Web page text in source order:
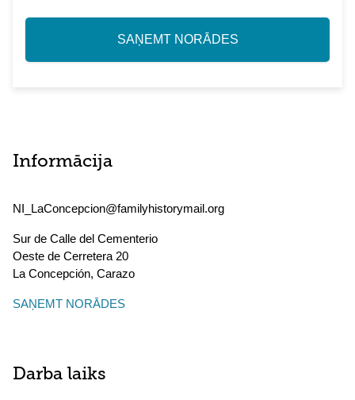
SAŅEMT NORĀDES
Informācija
NI_LaConcepcion@familyhistorymail.org
Sur de Calle del Cementerio
Oeste de Cerretera 20
La Concepción, Carazo
SAŅEMT NORĀDES
Darba laiks